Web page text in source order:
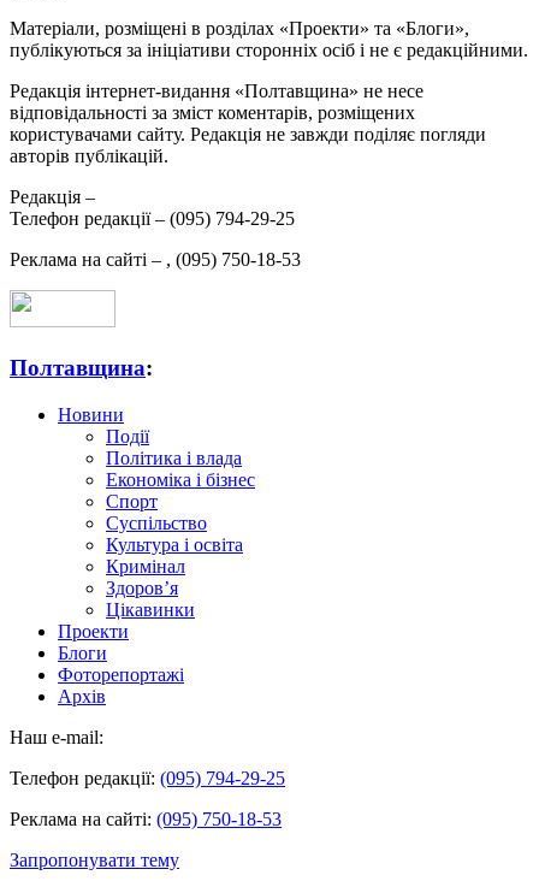
Матеріали, розміщені в розділах «Проекти» та «Блоги»,
публікуються за ініціативи сторонніх осіб і не є редакційними.
Редакція інтернет-видання «Полтавщина» не несе
відповідальності за зміст коментарів, розміщених
користувачами сайту. Редакція не завжди поділяє погляди
авторів публікацій.
Редакція –
Телефон редакції – (095) 794-29-25
Реклама на сайті – , (095) 750-18-53
Полтавщина:
Новини
Події
Політика і влада
Економіка і бізнес
Спорт
Суспільство
Культура і освіта
Кримінал
Здоров’я
Цікавинки
Проекти
Блоги
Фоторепортажі
Архів
Наш e-mail:
Телефон редакції: (095) 794-29-25
Реклама на сайті: (095) 750-18-53
Запропонувати тему